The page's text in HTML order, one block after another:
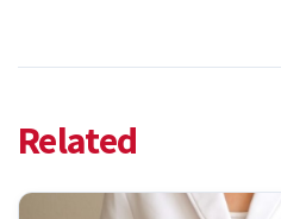
Related